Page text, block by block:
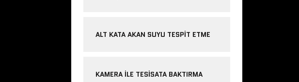
ALT KATA AKAN SUYU TESPIT ETME
KAMERA ILE TESISATA BAKTIRMA